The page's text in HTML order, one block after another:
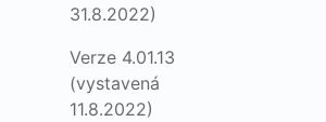
31.8.2022)
Verze 4.01.13
(vystavená
11.8.2022)